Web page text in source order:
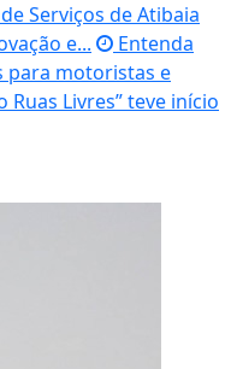
Serviços de Atibaia
e...
Entenda
para motoristas e
Ruas Livres” teve início